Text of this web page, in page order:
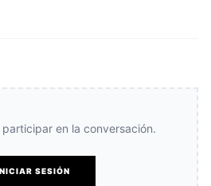
en la conversación.
SESIÓN